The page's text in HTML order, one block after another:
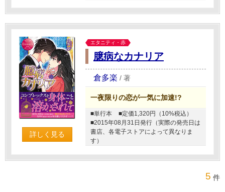
詳しく見る
エタニティ・赤
臆病なカナリア
倉多楽 / 著
一夜限りの恋が一気に加速!?
■単行本
■定価1,320円（10%税込）
■2015年08月31日発行（実際の発売日は
書店、各電子ストアによって異なりま
す）
5 件